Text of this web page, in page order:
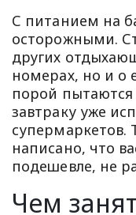
С питанием на
осторожными.
других
номерах, но и о
порой пытаются
завтраку уже
супермаркетов.
написано, что
подешевле, не
Чем